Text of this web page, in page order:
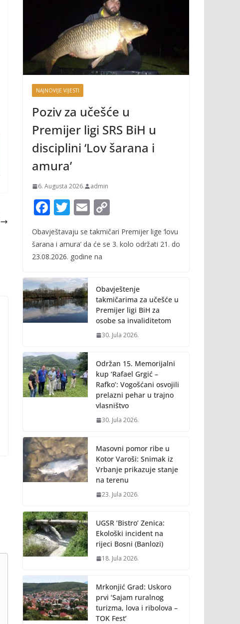
NAJNOVIJE VIJESTI
Poziv za učešće u
Premijer ligi SRS BiH u
disciplini ‘Lov šarana i
amura’
6. Augusta 2026. admin
F
ac
e
b
o
k
T
itt
er
E
m
ai
l
o
p
n
k
Obavještavaju se takmičari Premijer lige ‘lovu
šarana i amura’ da će se 3. kolo održati 21. do
23.08.2026. godine na
Obavještenje
takmičarima za učešće u
Premijer ligi BiH za
osobe sa invaliditetom
30. Jula 2026.
Održan 15. Memorijalni
kup ‘Rafael Grgić –
Rafko’: Vogošćani osvojili
prelazni pehar u trajno
vlasništvo
30. Jula 2026.
Masovni pomor ribe u
Kotor Varoši: Snimak iz
Vrbanje prikazuje stanje
na terenu
23. Jula 2026.
UGSR ‘Bistro’ Zenica:
Ekološki incident na
rijeci Bosni (Banlozi)
18. Jula 2026.
Mrkonjić Grad: Uskoro
prvi ‘Sajam ruralnog
turizma, lova i ribolova –
TOK Fest’